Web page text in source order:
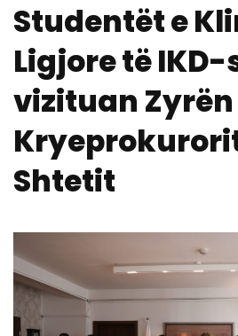
Studentët e
Ligjore të IKD-
vizituan Zyrën
Shtetit